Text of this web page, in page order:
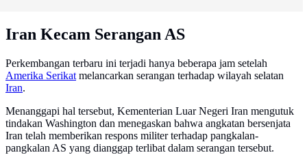
Iran Kecam Serangan AS
Perkembangan terbaru ini terjadi hanya beberapa jam setelah
Amerika Serikat melancarkan serangan terhadap wilayah selatan
Iran.
Menanggapi hal tersebut, Kementerian Luar Negeri Iran mengutuk
tindakan Washington dan menegaskan bahwa angkatan bersenjata
Iran telah memberikan respons militer terhadap pangkalan-
pangkalan AS yang dianggap terlibat dalam serangan tersebut.